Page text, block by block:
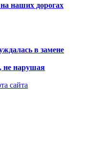
наших дорогах
в замене
не нарушая
сайта